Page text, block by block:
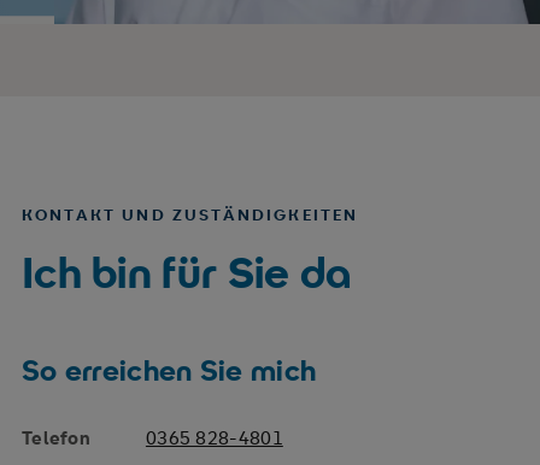
KONTAKT UND ZUSTÄNDIGKEITEN
Ich bin für Sie da
So erreichen Sie mich
Telefon
0365 828-4801